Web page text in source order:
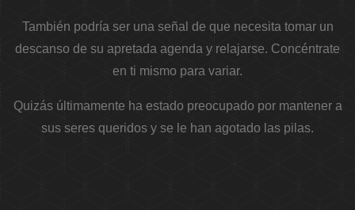
También podría ser una señal de que necesita tomar un
descanso de su apretada agenda y relajarse. Concéntrate
en ti mismo para variar.
Quizás últimamente ha estado preocupado por mantener a
sus seres queridos y se le han agotado las pilas.